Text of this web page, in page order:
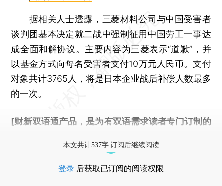
据相关人士透露，三菱材料公司与中国受害者
谈判团基本决定就二战中强制征用中国劳工一事达
成全面和解协议。主要内容为三菱表示“道歉”，并
以基金方式向每名受害者支付10万元人民币。支付
对象共计3765人，将是日本企业战后补偿人数最多
的一次。
[财新双语通产品，是为有双语需求读者专门订制的
本文共计537字 订阅后继续阅读
登录 后获取已订阅的阅读权限